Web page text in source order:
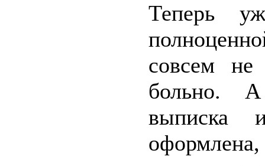
Теперь
совсем
больно.
выписка